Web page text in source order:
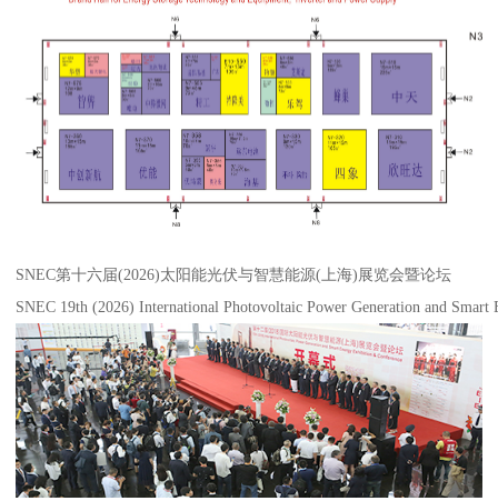
SNEC第十六届(2026)太阳能光伏与智慧能源(上海)展览会暨论坛
SNEC 19th (2026) International Photovoltaic Power Generation and